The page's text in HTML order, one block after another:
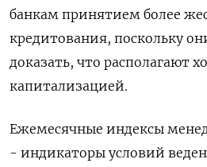
банкам принятием более
кредитования, поскольку
доказать, что располагают
капитализацией.
Ежемесячные индексы
- индикаторы условий